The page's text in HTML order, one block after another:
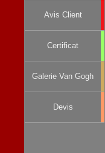
Avis Client
Certificat
Galerie Van Gogh
Devis